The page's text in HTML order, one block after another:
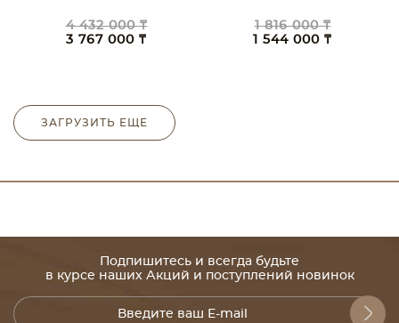
4 432 000 ₸
3 767 000 ₸
1 816 000 ₸
1 544 000 ₸
ЗАГРУЗИТЬ ЕЩЕ
Подпишитесь и всегда будьте
в курсе наших Акций и поступлений новинок